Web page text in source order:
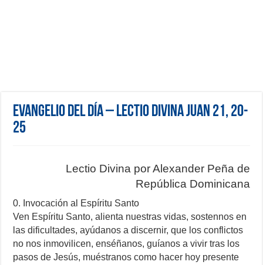
Evangelio del día – Lectio Divina Juan 21, 20-
25
Lectio Divina por Alexander Peña de
República Dominicana
0. Invocación al Espíritu Santo
Ven Espíritu Santo, alienta nuestras vidas, sostennos en
las dificultades, ayúdanos a discernir, que los conflictos
no nos inmovilicen, enséñanos, guíanos a vivir tras los
pasos de Jesús, muéstranos como hacer hoy presente